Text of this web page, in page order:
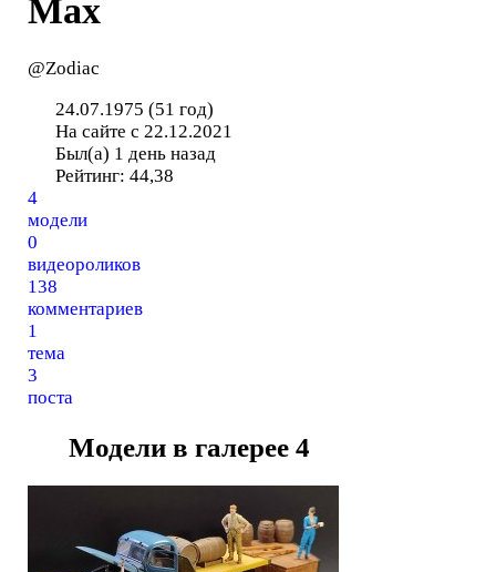
Мах
@Zodiac
24.07.1975 (51 год)
На сайте с 22.12.2021
Был(а) 1 день назад
Рейтинг: 44,38
4
модели
0
видеороликов
138
комментариев
1
тема
3
поста
Модели в галерее4